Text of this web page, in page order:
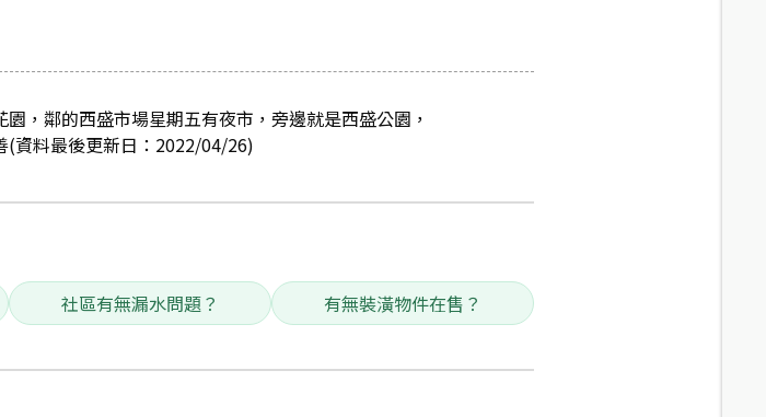
，鄰的西盛市場星期五有夜市，旁邊就是西盛公園，
(資料最後更新日：2022/04/26)
社區有無漏水問題？ 有無裝潢物件在售？